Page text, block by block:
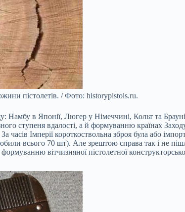
пістолетів. / Фото: historypistols.ru.
Намбу в Японії, Люгер у Німеччині, Кольт та
ступеня вдалості, а й формуванню країнах
Імперії короткоствольна зброя була або
всього 70 шт). Але зрештою справа так і не
вітчизняної пістолетної